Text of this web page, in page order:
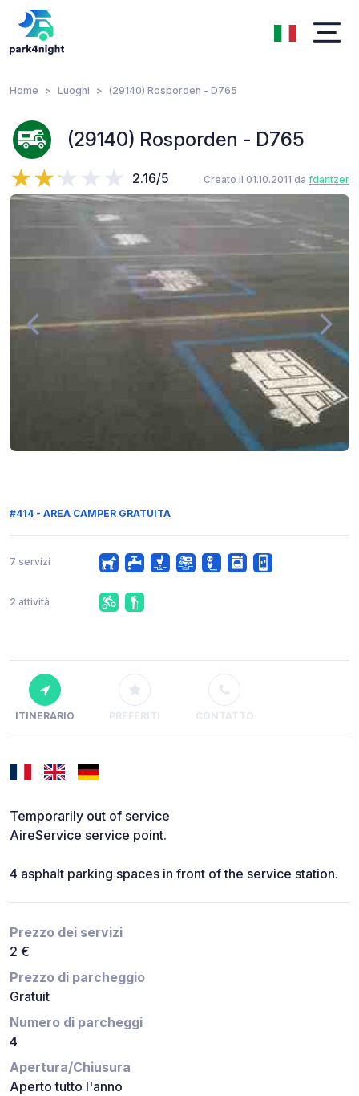
Home Luoghi (29140) Rosporden - D765
(29140) Rosporden - D765
2.16/5 Creato il 01.10.2011 da fdantzer
#414 - AREA CAMPER GRATUITA
7 servizi
2 attività
ITINERARIO PREFERITI CONTATTO
Temporarily out of service
AireService service point.
4 asphalt parking spaces in front of the service station.
Prezzo dei servizi
2 €
Prezzo di parcheggio
Gratuit
Numero di parcheggi
4
Apertura/Chiusura
Aperto tutto l'anno